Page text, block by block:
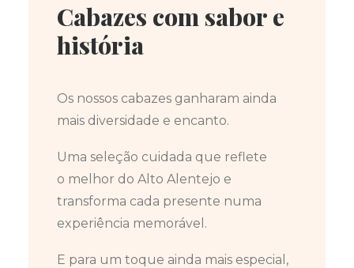
Cabazes com sabor e
história
Os nossos cabazes ganharam ainda
mais diversidade e encanto.
Uma seleção cuidada que reflete
o melhor do Alto Alentejo e
transforma cada presente numa
experiência memorável.
E para um toque ainda mais especial,